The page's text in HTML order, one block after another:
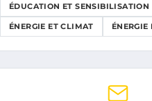
ÉDUCATION ET SENSIBILISATION
ÉNERGIE ET CLIMAT ÉNERGIE